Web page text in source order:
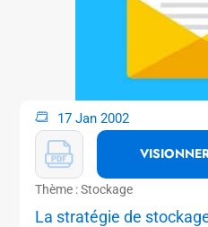
17 Jan 2002
Thème : Stockage
La stratégie de